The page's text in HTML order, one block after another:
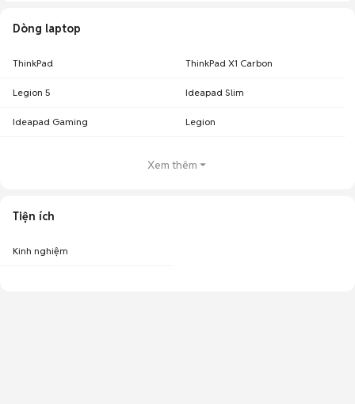
Dòng laptop
ThinkPad ThinkPad X1 Carbon
Legion 5 Ideapad Slim
Ideapad Gaming Legion
Xem thêm
Tiện ích
Kinh nghiệm